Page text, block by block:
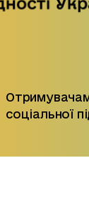
соціальної